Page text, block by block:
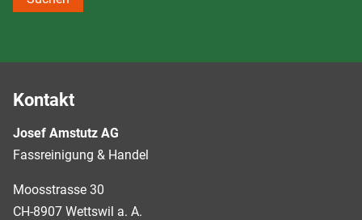
Kontakt
Josef Amstutz AG
Fassreinigung & Handel
Moosstrasse 30
CH-8907 Wettswil a. A.